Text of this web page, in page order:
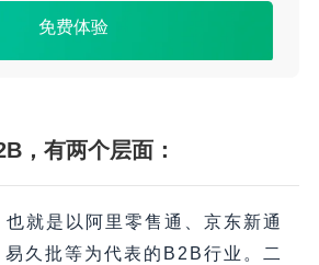
免费体验
，有两个层面：
就是以阿里零售通、京东新通
久批等为代表的B2B行业。二